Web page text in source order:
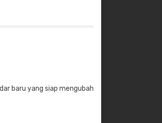
baru yang siap mengubah